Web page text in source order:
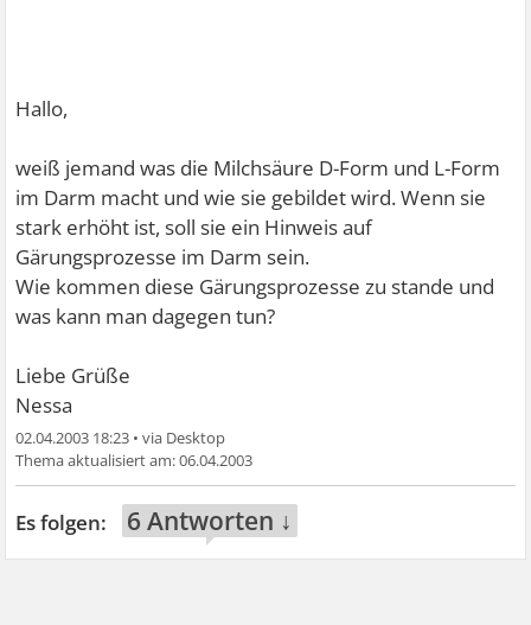
Hallo,
weiß jemand was die Milchsäure D-Form und L-Form
im Darm macht und wie sie gebildet wird. Wenn sie
stark erhöht ist, soll sie ein Hinweis auf
Gärungsprozesse im Darm sein.
Wie kommen diese Gärungsprozesse zu stande und
was kann man dagegen tun?
Liebe Grüße
Nessa
02.04.2003 18:23 •
06.04.2003
6 Antworten ↓